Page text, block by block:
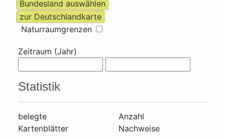
Naturraumgrenzen
Zeitraum (Jahr)
Statistik
belegte
Kartenblätter
Anzahl
Nachweise